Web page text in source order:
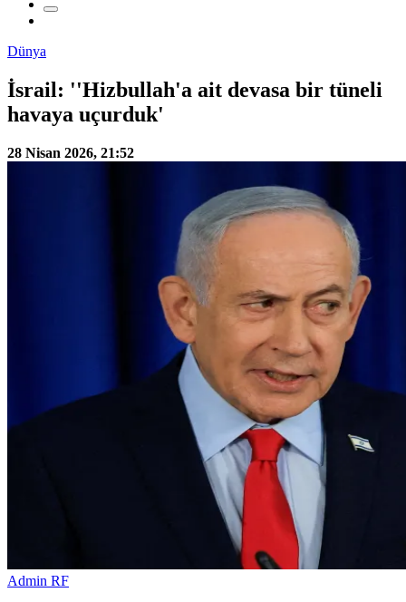
Dünya
İsrail: ''Hizbullah'a ait devasa bir tüneli
havaya uçurduk'
28 Nisan 2026, 21:52
Admin RF